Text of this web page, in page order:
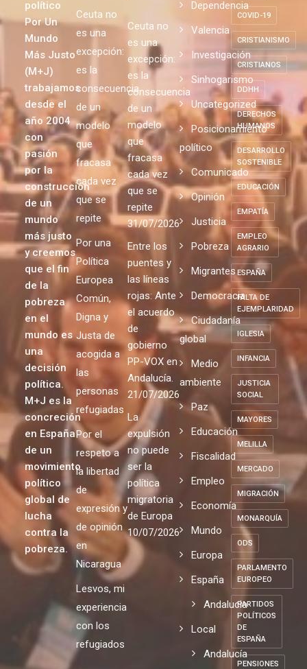
político
Por Un
Mundo
Más Justo
(M+J)
trabajamos
desde el
año 2004
con
pasión
por la
construcción
de un
mundo
más justo
y creemos
que el fin
de la
pobreza
en el
mundo es
una
decisión
política.
M+J es la
concreción
en España
de un
movimiento
político
global de
lucha
contra la
pobreza.
Ceuta no
es una
excepción:
es la
consecuencia
de un
modelo
que
fracasa
cada vez
que se
repite
Por una
Política
Europea
Común,
Digna y
Justa de
acogida a
las
personas
refugiadas
Por el
respeto a
la libertad
de
expresión y
de opinión
en
Nicaragua
Lesvos, mi
experiencia
con los
refugiados
Ceuta no
es una
excepción:
es la
consecuencia
de un
modelo
que
fracasa
cada vez
que se
repite
31/07/2026
Entre los
puentes y
las líneas
rojas: Ante
el acuerdo
de
gobierno
PP-VOX en
Andalucía.
21/07/2026
La
expulsión
no puede
ser la
política
migratoria
de Europa
10/07/2026
Dependencia
Valencia
Investigación
Sinhogarismo
Uncategorized
Posicionamiento
político
Comunicado
Opinión
Justicia
Pobreza
Migrantes
Democracia
Ciudadanía
global
Medio
ambiente
Paz
Educación
Fiscalidad
Empleo
Economía
Mundo
Europa
España
Andalucia
Local
Andalucía
COVID-19
CRISTIANISMO
CRISTIANOS
DDHH
DERECHOS
HUMANOS
DESARROLLO
SOSTENIBLE
EDUCACIÓN
EMPATÍA
EMPLEO
AGRARIO
ESPAÑA
FALTA DE
EJEMPLARIDAD
IGLESIA
INFANCIA
JUSTICIA
SOCIAL
MAYORES
MELILLA
MERCADO
MIGRACIÓN
MONARQUÍA
ODS
PARLAMENTO
EUROPEO
PARTIDOS
POLÍTICOS
DE
ESPAÑA
PENSIONES